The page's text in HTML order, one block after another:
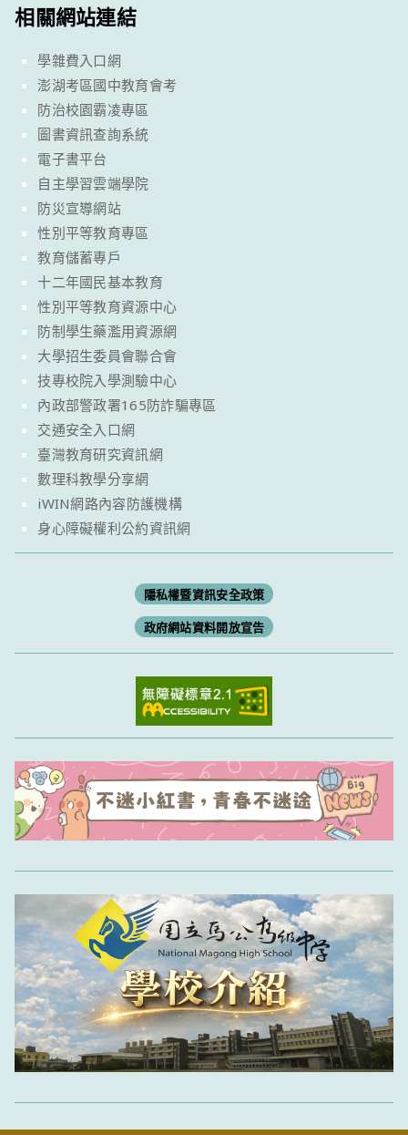
相關網站連結
學雜費入口網
澎湖考區國中教育會考
防治校園霸凌專區
圖書資訊查詢系統
電子書平台
自主學習雲端學院
防災宣導網站
性別平等教育專區
教育儲蓄專戶
十二年國民基本教育
性別平等教育資源中心
防制學生藥濫用資源網
大學招生委員會聯合會
技專校院入學測驗中心
內政部警政署165防詐騙專區
交通安全入口網
臺灣教育研究資訊網
數理科教學分享網
iWIN網路內容防護機構
身心障礙權利公約資訊網
隱私權暨資訊安全政策
政府網站資料開放宣告